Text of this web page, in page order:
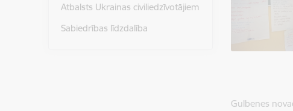
Atbalsts Ukrainas civiliedzīvotājiem
Sabiedrības līdzdalība
Gulbenes